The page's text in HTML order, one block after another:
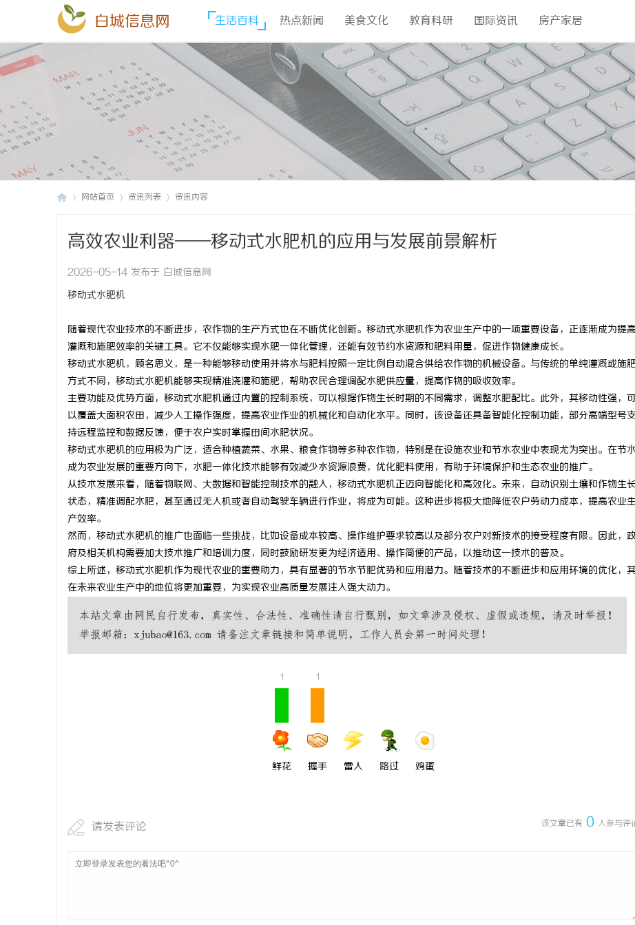
白城信息网 生活百科 热点新闻 美食文化 教育科研 国际资讯 房产家居
网站首页 资讯列表 资讯内容
高效农业利器——移动式水肥机的应用与发展前景解析
2026-05-14 发布于 白城信息网
移动式水肥机
随着现代农业技术的不断进步，农作物的生产方式也在不断优化创新。移动式水肥机作为农业生产中的一项重要设备，正逐渐成为提
灌溉和施肥效率的关键工具。它不仅能够实现水肥一体化管理，还能有效节约水资源和肥料用量，促进作物健康成长。
移动式水肥机，顾名思义，是一种能够移动使用并将水与肥料按照一定比例自动混合供给农作物的机械设备。与传统的单纯灌溉或施
方式不同，移动式水肥机能够实现精准浇灌和施肥，帮助农民合理调配水肥供应量，提高作物的吸收效率。
主要功能及优势方面，移动式水肥机通过内置的控制系统，可以根据作物生长时期的不同需求，调整水肥配比。此外，其移动性强，
以覆盖大面积农田，减少人工操作强度，提高农业作业的机械化和自动化水平。同时，该设备还具备智能化控制功能，部分高端型号
持远程监控和数据反馈，便于农户实时掌握田间水肥状况。
移动式水肥机的应用极为广泛，适合种植蔬菜、水果、粮食作物等多种农作物，特别是在设施农业和节水农业中表现尤为突出。在节
成为农业发展的重要方向下，水肥一体化技术能够有效减少水资源浪费，优化肥料使用，有助于环境保护和生态农业的推广。
从技术发展来看，随着物联网、大数据和智能控制技术的融入，移动式水肥机正迈向智能化和高效化。未来，自动识别土壤和作物生
状态，精准调配水肥，甚至通过无人机或者自动驾驶车辆进行作业，将成为可能。这种进步将极大地降低农户劳动力成本，提高农业
产效率。
然而，移动式水肥机的推广也面临一些挑战，比如设备成本较高、操作维护要求较高以及部分农户对新技术的接受程度有限。因此，
府及相关机构需要加大技术推广和培训力度，同时鼓励研发更为经济适用、操作简便的产品，以推动这一技术的普及。
综上所述，移动式水肥机作为现代农业的重要助力，具有显著的节水节肥优势和应用潜力。随着技术的不断进步和应用环境的优化，
在未来农业生产中的地位将更加重要，为实现农业高质量发展注入强大动力。
1
鲜花
1
握手 雷人 路过 鸡蛋
该文章已有 0 人参与评
请发表评论
万山牌高品质焊锡材料全解析：焊锡条、焊锡 揭秘！专业充电桩项目软件开发商，究竟藏着 开店最怕“搜不到”为什么隔壁店铺没花